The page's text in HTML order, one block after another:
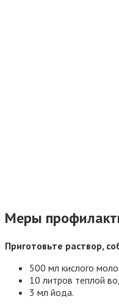
Меры
Приготовьте раствор,
500 мл кислого
10 литров теплой
3 мл йода.